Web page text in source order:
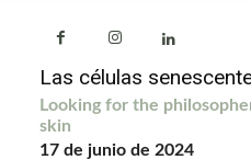
Las células
Looking for the
skin
17 de junio de 2024